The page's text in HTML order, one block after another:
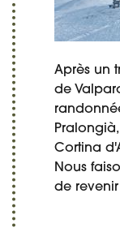
Après un
de
Cortina
Nous
de